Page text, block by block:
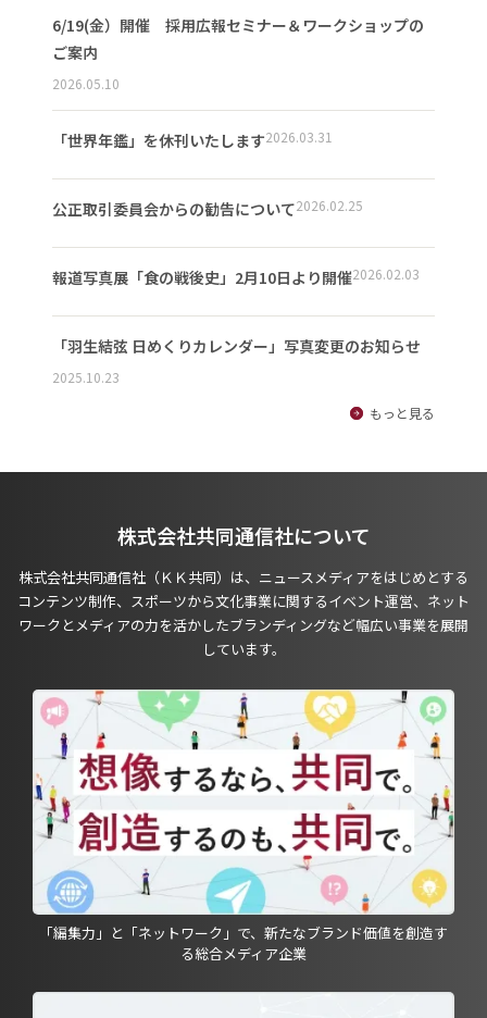
6/19(金）開催 採用広報セミナー＆ワークショップの
ご案内
2026.05.10
「世界年鑑」を休刊いたします2026.03.31
公正取引委員会からの勧告について2026.02.25
報道写真展「食の戦後史」2月10日より開催2026.02.03
「羽生結弦 日めくりカレンダー」写真変更のお知らせ
2025.10.23
もっと見る
株式会社共同通信社について
株式会社共同通信社（ＫＫ共同）は、ニュースメディアをはじめとする
コンテンツ制作、スポーツから文化事業に関するイベント運営、ネット
ワークとメディアの力を活かしたブランディングなど幅広い事業を展開
しています。
「編集力」と「ネットワーク」で、新たなブランド価値を創造す
る総合メディア企業